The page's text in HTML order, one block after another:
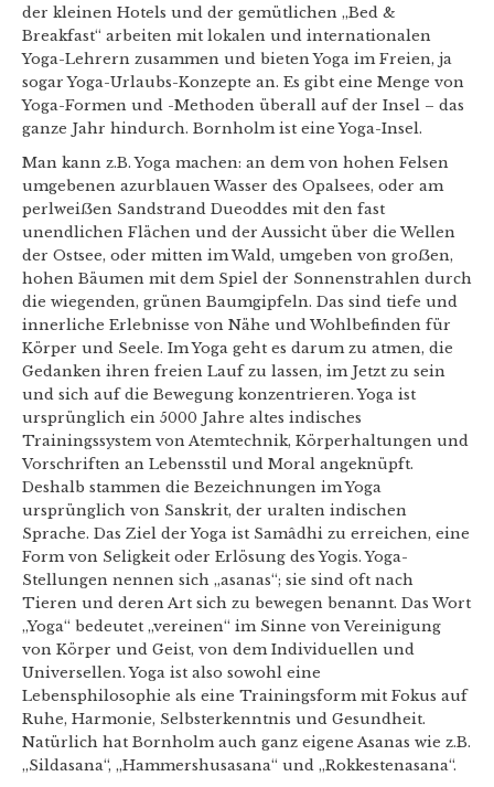
der kleinen Hotels und der gemütlichen „Bed &
Breakfast“ arbeiten mit lokalen und internationalen
Yoga-Lehrern zusammen und bieten Yoga im Freien, ja
sogar Yoga-Urlaubs-Konzepte an. Es gibt eine Menge von
Yoga-Formen und -Methoden überall auf der Insel – das
ganze Jahr hindurch. Bornholm ist eine Yoga-Insel.
Man kann z.B. Yoga machen: an dem von hohen Felsen
umgebenen azurblauen Wasser des Opalsees, oder am
perlweiẞen Sandstrand Dueoddes mit den fast
unendlichen Flächen und der Aussicht über die Wellen
der Ostsee, oder mitten im Wald, umgeben von groẞen,
hohen Bäumen mit dem Spiel der Sonnenstrahlen durch
die wiegenden, grünen Baumgipfeln. Das sind tiefe und
innerliche Erlebnisse von Nähe und Wohlbefinden für
Körper und Seele. Im Yoga geht es darum zu atmen, die
Gedanken ihren freien Lauf zu lassen, im Jetzt zu sein
und sich auf die Bewegung konzentrieren. Yoga ist
ursprünglich ein 5000 Jahre altes indisches
Trainingssystem von Atemtechnik, Körperhaltungen und
Vorschriften an Lebensstil und Moral angeknüpft.
Deshalb stammen die Bezeichnungen im Yoga
ursprünglich von Sanskrit, der uralten indischen
Sprache. Das Ziel der Yoga ist Samâdhi zu erreichen, eine
Form von Seligkeit oder Erlösung des Yogis. Yoga-
Stellungen nennen sich „asanas“; sie sind oft nach
Tieren und deren Art sich zu bewegen benannt. Das Wort
„Yoga“ bedeutet „vereinen“ im Sinne von Vereinigung
von Körper und Geist, von dem Individuellen und
Universellen. Yoga ist also sowohl eine
Lebensphilosophie als eine Trainingsform mit Fokus auf
Ruhe, Harmonie, Selbsterkenntnis und Gesundheit.
Natürlich hat Bornholm auch ganz eigene Asanas wie z.B.
„Sildasana“, „Hammershusasana“ und „Rokkestenasana“.